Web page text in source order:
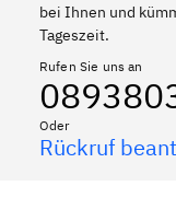
bei Ihnen und
Tageszeit.
Rufen Sie uns an
Oder
Rückruf